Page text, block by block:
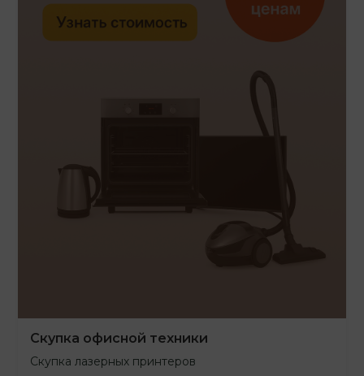
Скупка офисной техники
Скупка лазерных принтеров